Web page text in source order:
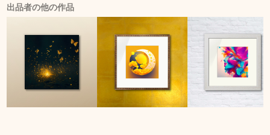
出品者の他の作品